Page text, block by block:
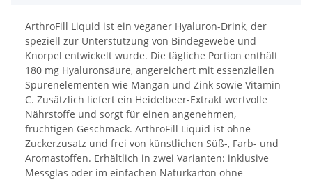
ArthroFill Liquid ist ein veganer Hyaluron-Drink, der
speziell zur Unterstützung von Bindegewebe und
Knorpel entwickelt wurde. Die tägliche Portion enthält
180 mg Hyaluronsäure, angereichert mit essenziellen
Spurenelementen wie Mangan und Zink sowie Vitamin
C. Zusätzlich liefert ein Heidelbeer-Extrakt wertvolle
Nährstoffe und sorgt für einen angenehmen,
fruchtigen Geschmack. ArthroFill Liquid ist ohne
Zuckerzusatz und frei von künstlichen Süß-, Farb- und
Aromastoffen. Erhältlich in zwei Varianten: inklusive
Messglas oder im einfachen Naturkarton ohne